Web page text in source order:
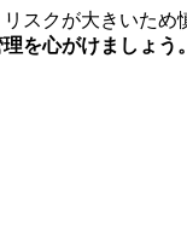
スクが大きいため
を心がけましょう。